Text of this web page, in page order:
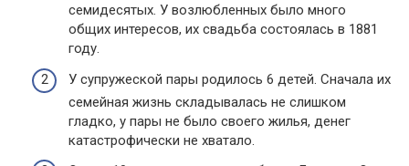
семидесятых. У возлюбленных было много
общих интересов, их свадьба состоялась в 1881
году.
У супружеской пары родилось 6 детей. Сначала их
семейная жизнь складывалась не слишком
гладко, у пары не было своего жилья, денег
катастрофически не хватало.